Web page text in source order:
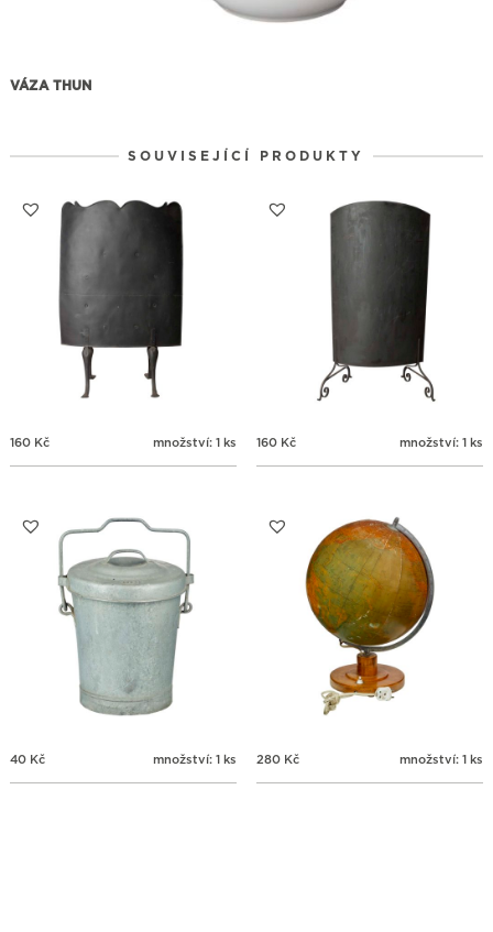
VÁZA THUN
SOUVISEJÍCÍ PRODUKTY
160 Kč množství: 1 ks 160 Kč množství: 1 ks
40 Kč množství: 1 ks 280 Kč množství: 1 ks